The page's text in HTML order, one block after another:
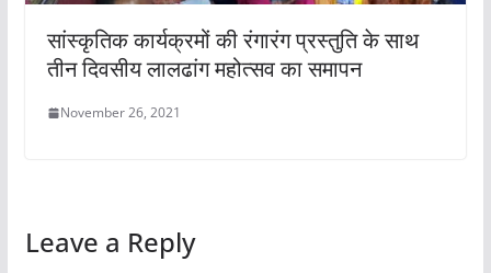
सांस्कृतिक कार्यक्रमों की रंगारंग प्रस्तुति के साथ
तीन दिवसीय लालढांग महोत्सव का समापन
November 26, 2021
Leave a Reply